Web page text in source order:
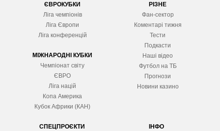
ЄВРОКУБКИ
Ліга чемпіонів
Ліга Європи
Ліга конференцій
МІЖНАРОДНІ КУБКИ
Чемпіонат світу
ЄВРО
Ліга націй
Копа Америка
Кубок Африки (КАН)
РІЗНЕ
Фан-сектор
Коментарі тижня
Тести
Подкасти
Наші відео
Футбол на ТБ
Прогнози
Новини казино
СПЕЦПРОЄКТИ
ІНФО